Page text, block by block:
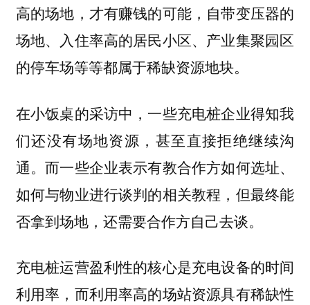
高的场地，才有赚钱的可能，自带变压器的
场地、入住率高的居民小区、产业集聚园区
的停车场等等都属于稀缺资源地块。
在小饭桌的采访中，一些充电桩企业得知我
们还没有场地资源，甚至直接拒绝继续沟
通。而一些企业表示有教合作方如何选址、
如何与物业进行谈判的相关教程，但最终能
否拿到场地，还需要合作方自己去谈。
充电桩运营盈利性的核心是充电设备的时间
利用率，而利用率高的场站资源具有稀缺性